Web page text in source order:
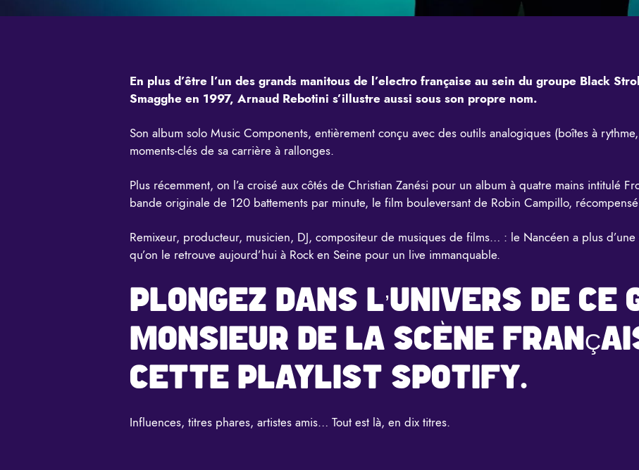
En plus d’être l’un des grands manitous de l’electro française au sein du groupe Black
Smagghe en 1997, Arnaud Rebotini s’illustre aussi sous son propre nom.
Son album solo Music Components, entièrement conçu avec des outils analogiques (boîtes à
moments-clés de sa carrière à rallonges.
Plus récemment, on l’a croisé aux côtés de Christian Zanési pour un album à quatre mains intitulé
bande originale de 120 battements par minute, le film bouleversant de Robin Campillo,
Remixeur, producteur, musicien, DJ, compositeur de musiques de films… : le Nancéen a plus
qu’on le retrouve aujourd’hui à Rock en Seine pour un live immanquable.
PLONGEZ DANS L’UNIVERS DE CE
MONSIEUR DE LA SCÈNE
CETTE PLAYLIST SPOTIFY.
Influences, titres phares, artistes amis… Tout est là, en dix titres.